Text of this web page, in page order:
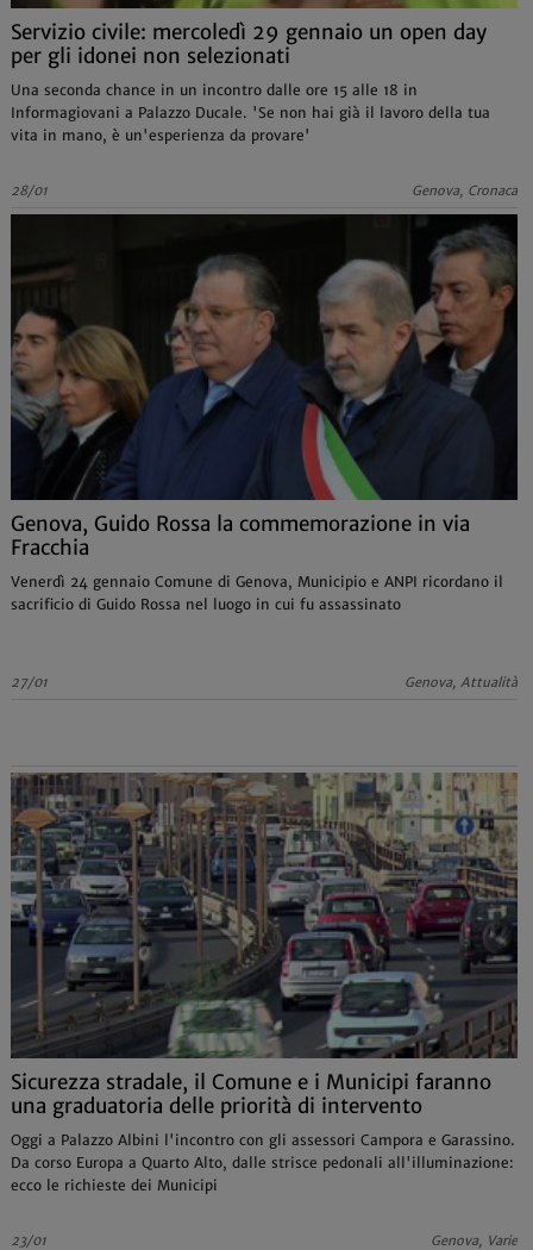
Servizio civile: mercoledì 29 gennaio un open day
per gli idonei non selezionati
Una seconda chance in un incontro dalle ore 15 alle 18 in
Informagiovani a Palazzo Ducale. 'Se non hai già il lavoro della tua
vita in mano, è un'esperienza da provare'
28/01 Genova, Cronaca
Genova, Guido Rossa la commemorazione in via
Fracchia
Venerdì 24 gennaio Comune di Genova, Municipio e ANPI ricordano il
sacrificio di Guido Rossa nel luogo in cui fu assassinato
27/01 Genova, Attualità
Sicurezza stradale, il Comune e i Municipi faranno
una graduatoria delle priorità di intervento
Oggi a Palazzo Albini l'incontro con gli assessori Campora e Garassino.
Da corso Europa a Quarto Alto, dalle strisce pedonali all'illuminazione:
ecco le richieste dei Municipi
23/01 Genova, Varie